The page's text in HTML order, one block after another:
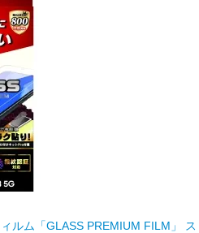
ルム「GLASS PREMIUM FILM」 ス